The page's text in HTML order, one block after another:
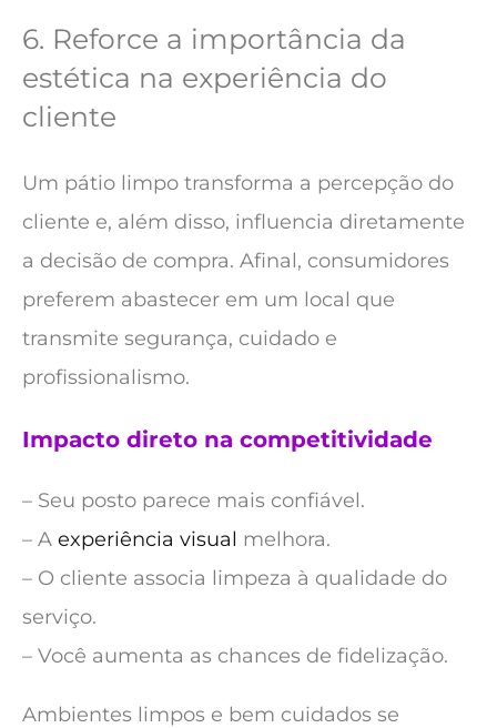
6. Reforce a importância da
estética na experiência do
cliente
Um pátio limpo transforma a percepção do
cliente e, além disso, influencia diretamente
a decisão de compra. Afinal, consumidores
preferem abastecer em um local que
transmite segurança, cuidado e
profissionalismo.
Impacto direto na competitividade
– Seu posto parece mais confiável.
– A experiência visual melhora.
– O cliente associa limpeza à qualidade do
serviço.
– Você aumenta as chances de fidelização.
Ambientes limpos e bem cuidados se